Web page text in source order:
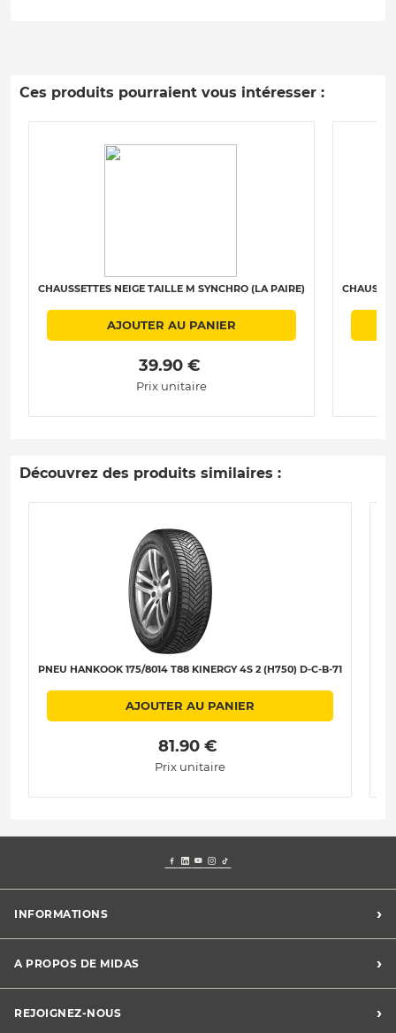
Ces produits pourraient vous intéresser :
CHAUSSETTES NEIGE TAILLE M SYNCHRO (LA PAIRE)
AJOUTER AU PANIER
39.90 €
Prix unitaire
Découvrez des produits similaires :
PNEU HANKOOK 175/8014 T88 KINERGY 4S 2 (H750) D-C-B-71
AJOUTER AU PANIER
81.90 €
Prix unitaire
INFORMATIONS ›
Charte des cookies
Charte des données personnelles
CGV
A PROPOS DE MIDAS ›
Midas France
REJOIGNEZ-NOUS ›